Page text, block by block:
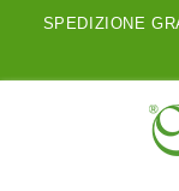
SPEDIZIONE